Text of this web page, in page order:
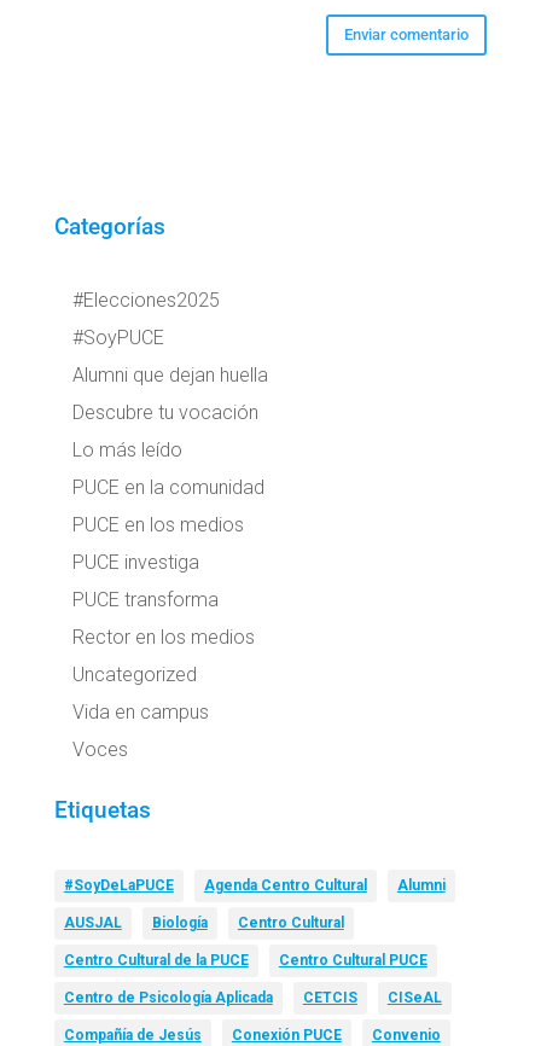
Categorías
#Elecciones2025
#SoyPUCE
Alumni que dejan huella
Descubre tu vocación
Lo más leído
PUCE en la comunidad
PUCE en los medios
PUCE investiga
PUCE transforma
Rector en los medios
Uncategorized
Vida en campus
Voces
Etiquetas
#SoyDeLaPUCE Agenda Centro Cultural Alumni
AUSJAL Biología Centro Cultural
Centro Cultural de la PUCE Centro Cultural PUCE
Centro de Psicología Aplicada CETCIS CISeAL
Compañía de Jesús Conexión PUCE Convenio